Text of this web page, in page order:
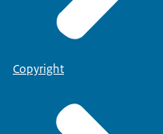
Copyright